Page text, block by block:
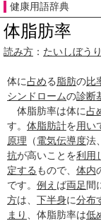
健康用語辞典
体脂肪率
読み方 ： たいしぼう
体に占める 脂肪の比
シンドロームの診断
体脂肪率は体に占
す。 体脂肪計を用い
原理 （電気伝導度法、
抗が高いことを利用
定する もので、 体内
です。 例え ば両足 間
方は、 下半身に分布
まり
、体脂肪率は低